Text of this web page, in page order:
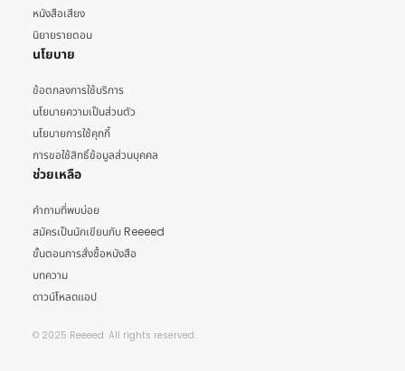
หนังสือเสียง
นิยายรายตอน
นโยบาย
ข้อตกลงการใช้บริการ
นโยบายความเป็นส่วนตัว
นโยบายการใช้คุกกี้
การขอใช้สิทธิ์ข้อมูลส่วนบุคคล
ช่วยเหลือ
คำถามที่พบบ่อย
สมัครเป็นนักเขียนกับ Reeeed
ขั้นตอนการสั่งซื้อหนังสือ
บทความ
ดาวน์โหลดแอป
© 2025 Reeeed. All rights reserved.